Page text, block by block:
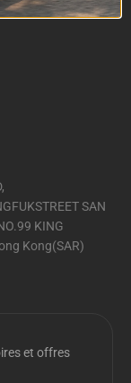
SAN
KING
Kong(SAR)
et offres